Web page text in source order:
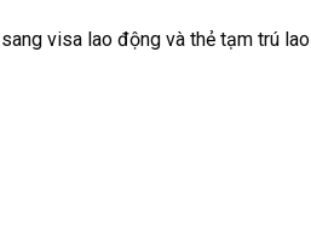
visa lao động và thẻ tạm trú lao